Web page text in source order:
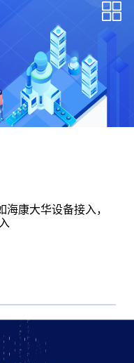
康大华设备接入，